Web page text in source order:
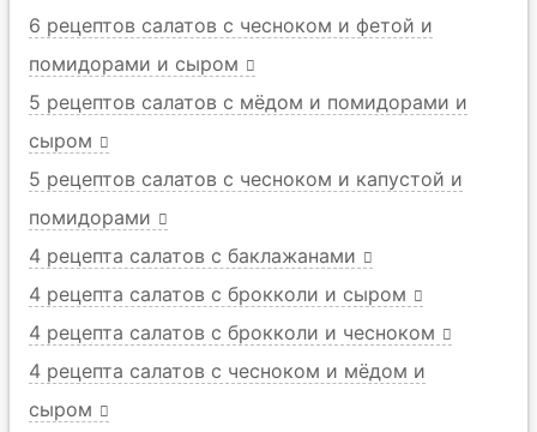
6 рецептов салатов с чесноком и фетой и
помидорами и сыром
5 рецептов салатов с мёдом и помидорами и
сыром
5 рецептов салатов с чесноком и капустой и
помидорами
4 рецепта салатов с баклажанами
4 рецепта салатов с брокколи и сыром
4 рецепта салатов с брокколи и чесноком
4 рецепта салатов с чесноком и мёдом и
сыром